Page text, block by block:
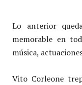
Lo anterior
memorable en
música,
Vito Corleone